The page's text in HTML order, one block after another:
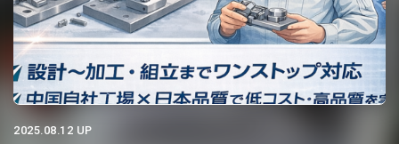
2025.08.12 UP